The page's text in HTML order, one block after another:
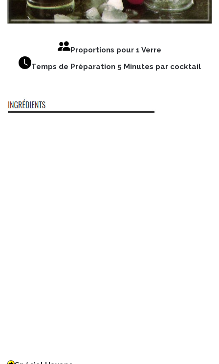
Proportions pour 1 Verre
Temps de Préparation 5 Minutes par cocktail